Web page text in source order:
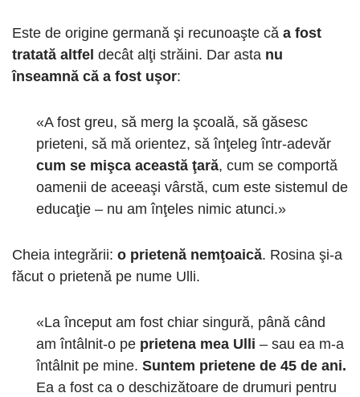
Este de origine germană şi recunoaşte că a fost
tratată altfel decât alţi străini. Dar asta nu
înseamnă că a fost uşor:
«A fost greu, să merg la şcoală, să găsesc
prieteni, să mă orientez, să înţeleg într-adevăr
cum se mişca această ţară, cum se comportă
oamenii de aceeaşi vârstă, cum este sistemul de
educaţie – nu am înţeles nimic atunci.»
Cheia integrării: o prietenă nemţoaică. Rosina şi-a
făcut o prietenă pe nume Ulli.
«La început am fost chiar singură, până când
am întâlnit-o pe prietena mea Ulli – sau ea m-a
întâlnit pe mine. Suntem prietene de 45 de ani.
Ea a fost ca o deschizătoare de drumuri pentru